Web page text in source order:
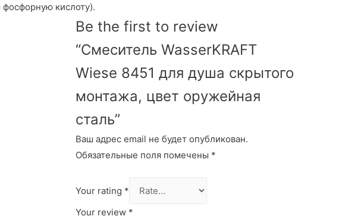
кислоту).
Be the first to review
“Смеситель WasserKRAFT
Wiese 8451 для душа скрытого
монтажа, цвет оружейная
сталь”
Ваш адрес email не будет опубликован.
Обязательные поля помечены *
Your rating *
Your review *